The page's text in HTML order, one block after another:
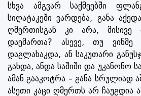
სხვა ამგვარ საქმეებში
სიღატაკეში ვარდება, განა
ღმერთისგან კი არა, მისივე
დაემართა? ასევე, თუ ვინმე
დაგლახაკდა, ან საკუთარი
გახდა, ანდა საშიში და უკანონო
ამან გააკოტრა – განა სრულიად
ასეთი კაცი ღმერთს არ ჩაუგდია